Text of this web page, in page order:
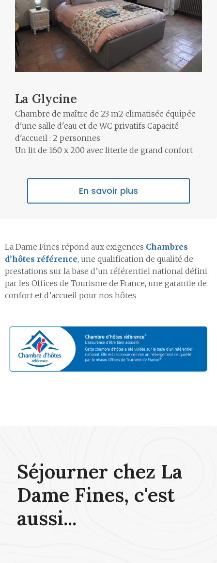
La Glycine
Chambre de maître de 23 m2 climatisée équipée
d'une salle d'eau et de WC privatifs Capacité
d'accueil : 2 personnes
Un lit de 160 x 200 avec literie de grand confort
En savoir plus
La Dame Fines répond aux exigences Chambres
d’hôtes référence, une qualification de qualité de
prestations sur la base d’un référentiel national défini
par les Offices de Tourisme de France, une garantie de
confort et d’accueil pour nos hôtes
Séjourner chez La
Dame Fines, c'est
aussi...